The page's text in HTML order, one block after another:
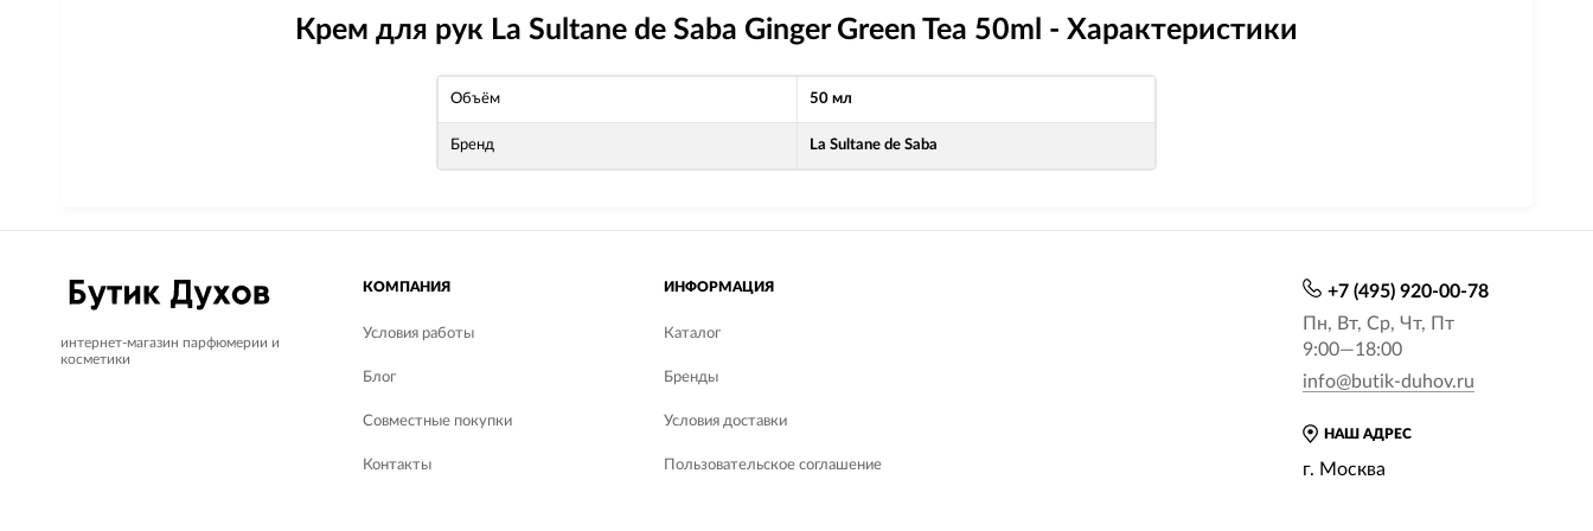
Крем для рук La Sultane de Saba Ginger Green Tea 50ml - Характеристики
Объём 50 мл
Бренд La Sultane de Saba
интернет-магазин парфюмерии и
косметики
КОМПАНИЯ
Условия работы
Блог
Совместные покупки
Контакты
ИНФОРМАЦИЯ
Каталог
Бренды
Условия доставки
Пользовательское соглашение
НАШ АДРЕС
г. Москва
+7 (495) 920-00-78
Пн, Вт, Ср, Чт, Пт
9:00—18:00
info@butik-duhov.ru